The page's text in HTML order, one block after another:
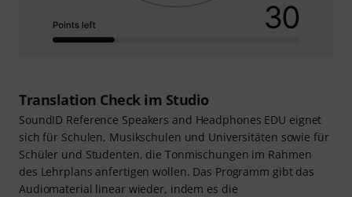
Translation Check im Studio
SoundID Reference Speakers and Headphones EDU eignet
sich für Schulen, Musikschulen und Universitäten sowie für
Schüler und Studenten, die Tonmischungen im Rahmen
des Lehrplans anfertigen wollen. Das Programm gibt das
Audiomaterial linear wieder, indem es die